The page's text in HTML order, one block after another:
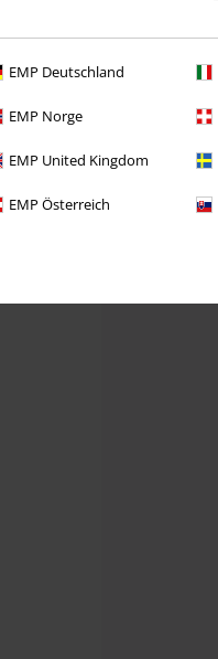
EMP Deutschland
EMP Norge
EMP United Kingdom
EMP Österreich